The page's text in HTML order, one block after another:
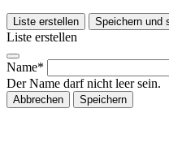
Liste erstellen Speichern und
Liste erstellen
Name*
Der Name darf nicht leer sein.
Abbrechen Speichern